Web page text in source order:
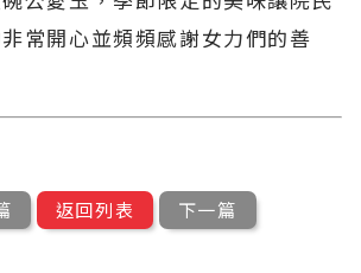
常開心並頻頻感謝女力們的善
返回列表 下一篇